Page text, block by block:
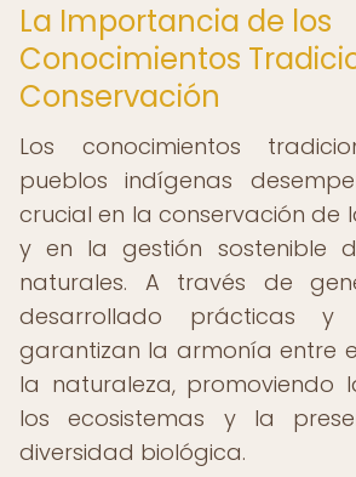
La Importancia de los
Conocimientos
Conservación
Los conocimientos
pueblos indígenas
crucial en la conservación de
y en la gestión sostenible
naturales. A través de
desarrollado prácticas y
garantizan la armonía entre
la naturaleza, promoviendo
los ecosistemas y la
diversidad biológica.